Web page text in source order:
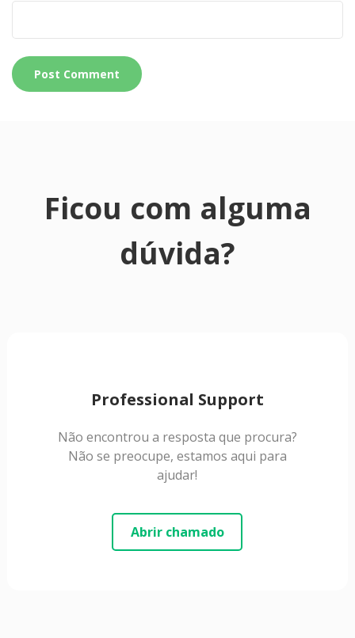
Ficou com alguma
dúvida?
Professional Support
Não encontrou a resposta que procura?
Não se preocupe, estamos aqui para
ajudar!
Abrir chamado